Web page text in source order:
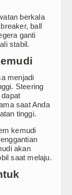
berkala
ball
ganti
stabil.
menjadi
Steering
saat Anda
tinggi.
kemudi
akan
saat melaju.